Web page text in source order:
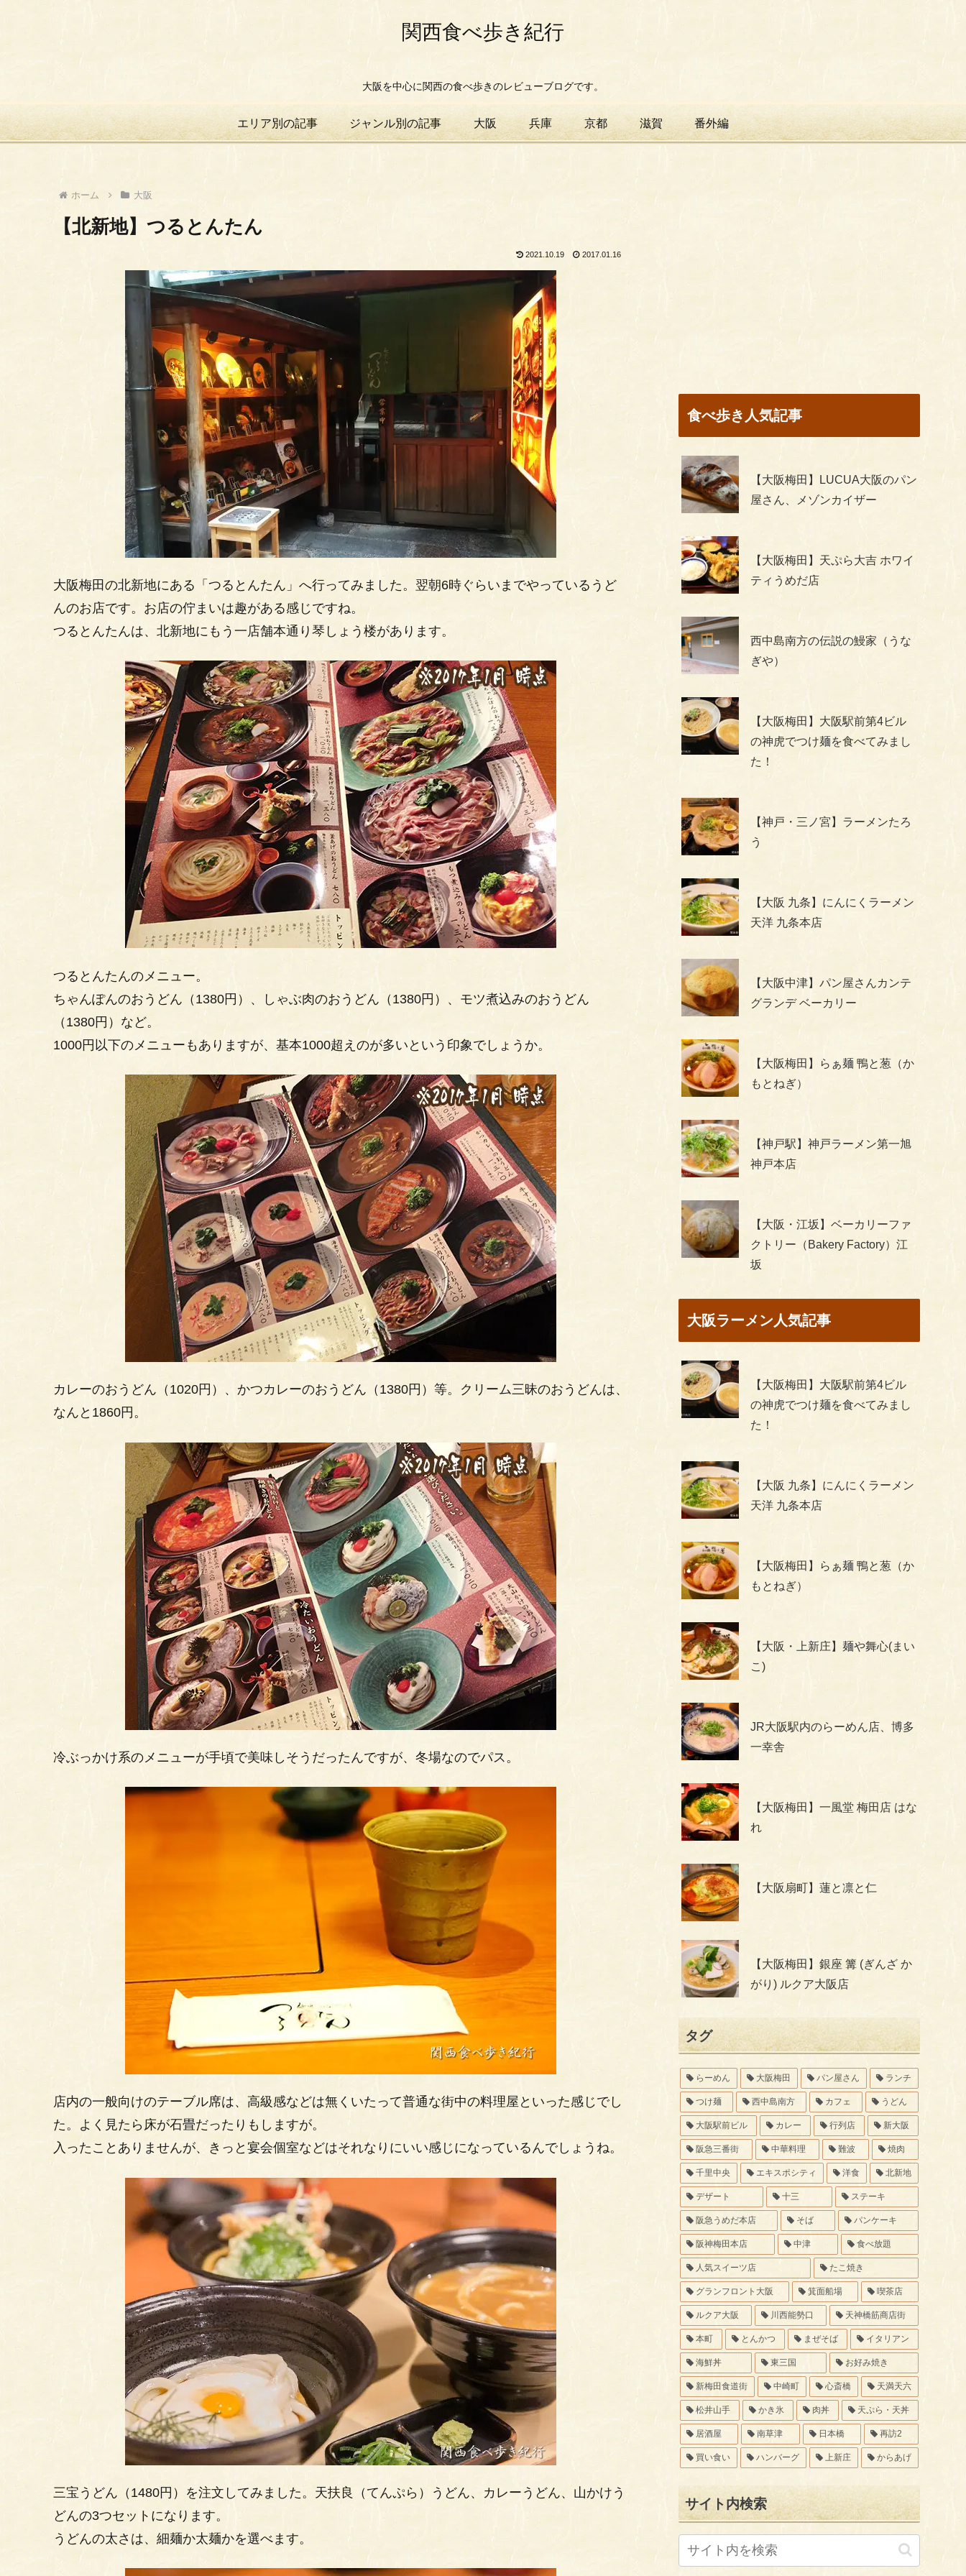
関西食べ歩き紀行
大阪を中心に関西の食べ歩きのレビューブログです。
エリア別の記事 ジャンル別の記事 大阪 兵庫 京都 滋賀 番外編
ホーム 大阪
【北新地】つるとんたん
2021.10.19 2017.01.16
大阪梅田の北新地にある「つるとんたん」へ行ってみました。翌朝6時ぐらいまでやっているうど
んのお店です。お店の佇まいは趣がある感じですね。
つるとんたんは、北新地にもう一店舗本通り琴しょう楼があります。
つるとんたんのメニュー。
ちゃんぽんのおうどん（1380円）、しゃぶ肉のおうどん（1380円）、モツ煮込みのおうどん
（1380円）など。
1000円以下のメニューもありますが、基本1000超えのが多いという印象でしょうか。
カレーのおうどん（1020円）、かつカレーのおうどん（1380円）等。クリーム三昧のおうどんは、
なんと1860円。
冷ぶっかけ系のメニューが手頃で美味しそうだったんですが、冬場なのでパス。
店内の一般向けのテーブル席は、高級感などは無くいたって普通な街中の料理屋といった感じでし
た。よく見たら床が石畳だったりもしますが。
入ったことありませんが、きっと宴会個室などはそれなりにいい感じになっているんでしょうね。
三宝うどん（1480円）を注文してみました。天扶良（てんぷら）うどん、カレーうどん、山かけう
どんの3つセットになります。
うどんの太さは、細麺か太麺かを選べます。
食べ歩き人気記事
【大阪梅田】LUCUA大阪のパン
屋さん、メゾンカイザー
【大阪梅田】天ぷら大吉 ホワイ
ティうめだ店
西中島南方の伝説の鰻家（うな
ぎや）
【大阪梅田】大阪駅前第4ビル
の神虎でつけ麺を食べてみまし
た！
【神戸・三ノ宮】ラーメンたろ
う
【大阪 九条】にんにくラーメン
天洋 九条本店
【大阪中津】パン屋さんカンテ
グランデ ベーカリー
【大阪梅田】らぁ麺 鴨と葱（か
もとねぎ）
【神戸駅】神戸ラーメン第一旭
神戸本店
【大阪・江坂】ベーカリーファ
クトリー（Bakery Factory）江
坂
大阪ラーメン人気記事
【大阪梅田】大阪駅前第4ビル
の神虎でつけ麺を食べてみまし
た！
【大阪 九条】にんにくラーメン
天洋 九条本店
【大阪梅田】らぁ麺 鴨と葱（か
もとねぎ）
【大阪・上新庄】麺や舞心(まい
こ)
JR大阪駅内のらーめん店、博多
一幸舎
【大阪梅田】一風堂 梅田店 はな
れ
【大阪扇町】蓮と凛と仁
【大阪梅田】銀座 篝 (ぎんざ か
がり) ルクア大阪店
タグ
らーめん 大阪梅田 パン屋さん ランチ
つけ麺 西中島南方 カフェ うどん
大阪駅前ビル カレー 行列店 新大阪
阪急三番街 中華料理 難波 焼肉
千里中央 エキスポシティ 洋食 北新地
デザート 十三 ステーキ
阪急うめだ本店 そば パンケーキ
阪神梅田本店 中津 食べ放題
人気スイーツ店 たこ焼き
グランフロント大阪 箕面船場 喫茶店
ルクア大阪 川西能勢口 天神橋筋商店街
本町 とんかつ まぜそば イタリアン
海鮮丼 東三国 お好み焼き
新梅田食道街 中崎町 心斎橋 天満天六
松井山手 かき氷 肉丼 天ぷら・天丼
居酒屋 南草津 日本橋 再訪2
買い食い ハンバーグ 上新庄 からあげ
サイト内検索